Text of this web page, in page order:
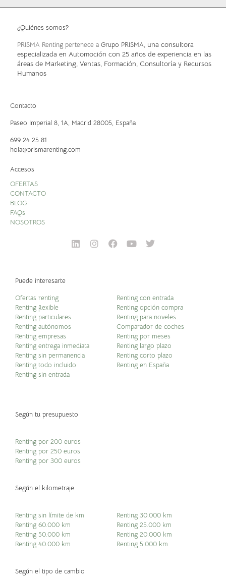
¿Quiénes somos?
PRISMA Renting pertenece a Grupo PRISMA , una consultora
especializada en Automoción con 25 años de experiencia en las
áreas de Marketing, Ventas, Formación, Consultoría y Recursos
Humanos
Contacto
Paseo Imperial 8, 1A, Madrid 28005, España
699 24 25 81
hola@prismarenting.com
Accesos
OFERTAS
CONTACTO
BLOG
FAQs
NOSOTROS
Puede interesarte
Ofertas renting
Renting flexible
Renting particulares
Renting autónomos
Renting empresas
Renting entrega inmediata
Renting sin permanencia
Renting todo incluido
Renting sin entrada
Renting con entrada
Renting opción compra
Renting para noveles
Comparador de coches
Renting por meses
Renting largo plazo
Renting corto plazo
Renting en España
Según tu presupuesto
Renting por 200 euros
Renting por 250 euros
Renting por 300 euros
Según el kilometraje
Renting sin límite de km
Renting 60.000 km
Renting 50.000 km
Renting 40.000 km
Renting 30.000 km
Renting 25.000 km
Renting 20.000 km
Renting 5.000 km
Según el tipo de cambio